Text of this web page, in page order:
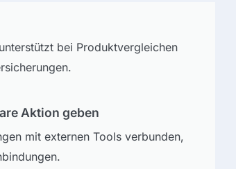
bei Produktvergleichen
Aktion geben
mit externen Tools verbunden,